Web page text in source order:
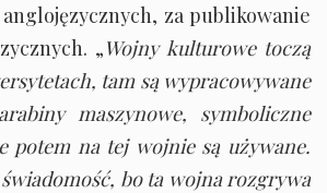
za publikowanie
„Wojny kulturowe toczą
tam są wypracowywane
maszynowe, symboliczne
potem na tej wojnie są używane.
bo ta wojna rozgrywa